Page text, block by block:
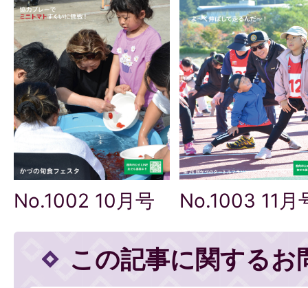
No.1002 10月号 No.1003 11月
この記事に関するお